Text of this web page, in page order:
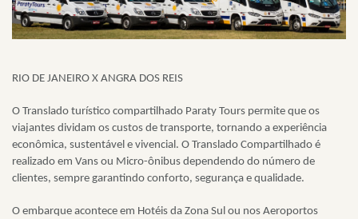
RIO DE JANEIRO X ANGRA DOS REIS
O Translado turístico compartilhado Paraty Tours permite que os
viajantes dividam os custos de transporte, tornando a experiência
econômica, sustentável e vivencial. O Translado Compartilhado é
realizado em Vans ou Micro-ônibus dependendo do número de
clientes, sempre garantindo conforto, segurança e qualidade.
O embarque acontece em Hotéis da Zona Sul ou nos Aeroportos